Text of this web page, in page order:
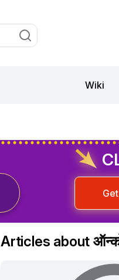
Wiki
Articles about